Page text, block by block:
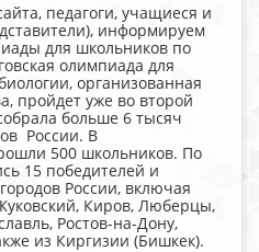
педагоги, учащиеся и
информируем
для школьников по
олимпиада для
организованная
пройдет уже во второй
больше 6 тысяч
России. В
500 школьников. По
15 победителей и
России, включая
Киров, Люберцы,
Ростов-на-Дону,
из Киргизии (Бишкек).